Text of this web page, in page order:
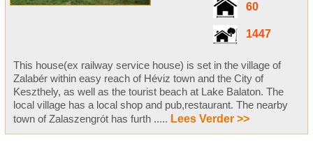
60
1447
This house(ex railway service house) is set in the village of
Zalabér within easy reach of Héviz town and the City of
Keszthely, as well as the tourist beach at Lake Balaton. The
local village has a local shop and pub,restaurant. The nearby
town of Zalaszengrót has furth ..... Lees Verder >>